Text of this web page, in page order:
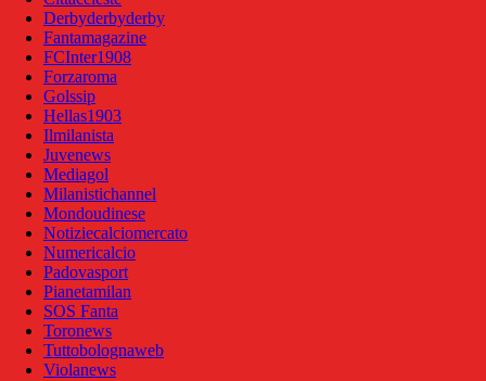
Derbyderbyderby
Fantamagazine
FCInter1908
Forzaroma
Golssip
Hellas1903
Ilmilanista
Juvenews
Mediagol
Milanistichannel
Mondoudinese
Notiziecalciomercato
Numericalcio
Padovasport
Pianetamilan
SOS Fanta
Toronews
Tuttobolognaweb
Violanews